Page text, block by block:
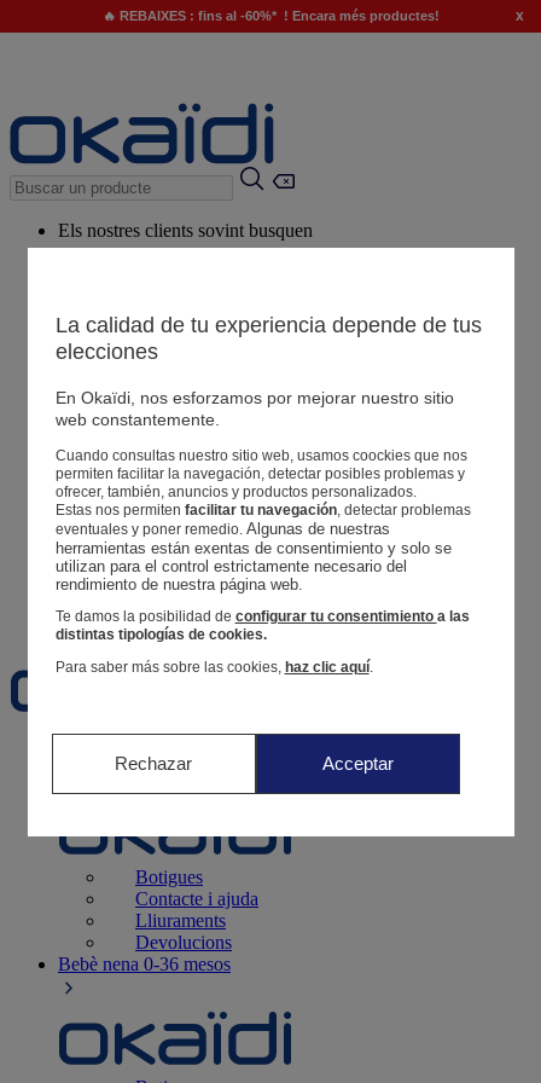
🔥 REBAIXES : fins al -60%* ! Encara més productes! x
Els nostres clients sovint busquen
El nostre consell
Productes suggerits
Botigues
La teva informació
Segueix una comanda
Cistella
Favorits
Naixement 0-12 mesos
Botigues
Contacte i ajuda
Lliuraments
Devolucions
Bebè nena 0-36 mesos
La calidad de tu experiencia depende de tus
elecciones
En Okaïdi, nos esforzamos por mejorar nuestro sitio
web constantemente.
Cuando consultas nuestro sitio web, usamos coockies que nos
permiten facilitar la navegación, detectar posibles problemas y
ofrecer, también, anuncios y productos personalizados.
Estas nos permiten facilitar tu navegación, detectar problemas
eventuales y poner remedio. Algunas de nuestras
herramientas están exentas de consentimiento y solo se
utilizan para el control estrictamente necesario del
rendimiento de nuestra página web.
Te damos la posibilidad de configurar tu consentimiento a las
distintas tipologías de cookies.
Para saber más sobre las cookies, haz clic aquí.
Rechazar Acceptar